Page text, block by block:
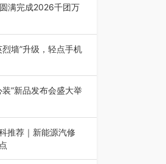
满完成2026千团万
强国行”大学生暑
传普…
墙”升级，轻点手机
省退役军人事务厅指
合贵州广电…
”新品发布会盛大举
“一口价·超极放心
行。…
推荐｜新能源汽修
，200至300分数段